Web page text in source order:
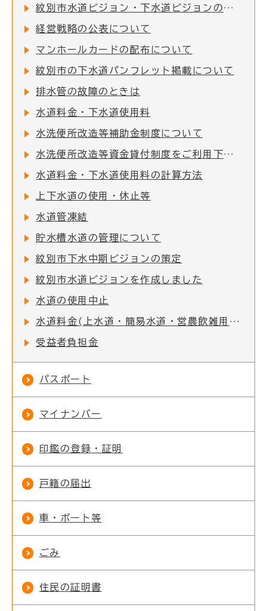
紋別市水道ビジョン・下水道ビジョンの改定について
経営戦略の公表について
マンホールカードの配布について
紋別市の下水道パンフレット掲載について
排水管の故障のときは
水道料金・下水道使用料
水洗便所改造等補助金制度について
水洗便所改造等資金貸付制度をご利用下さい
水道料金・下水道使用料の計算方法
上下水道の使用・休止等
水道管凍結
貯水槽水道の管理について
紋別市下水中期ビジョンの策定
紋別市水道ビジョンを作成しました
水道の使用中止
水道料金(上水道・簡易水道・営農飲雑用水道)・下水道使用料の消費税率改定に関する経過措置のお知らせ
受益者負担金
パスポート
マイナンバー
印鑑の登録・証明
戸籍の届出
車・ボート等
ごみ
住民の証明書